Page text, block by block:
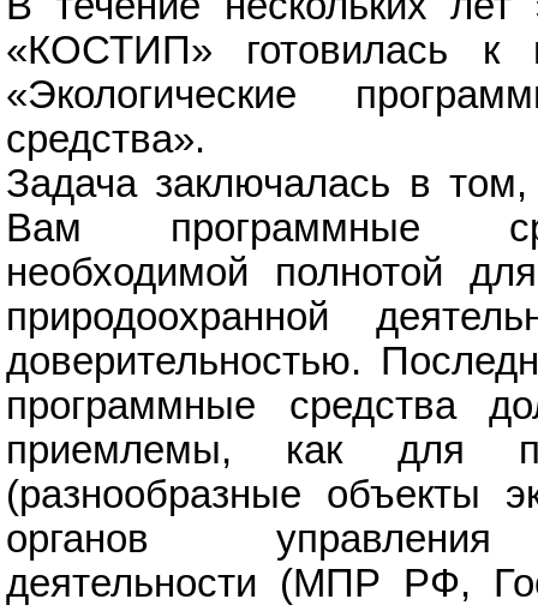
«КОСТИП» готовилась к
«Экологические
средства».
Задача заключалась в
Вам программные
необходимой полнотой
природоохранной
доверительностью.
программные средства
приемлемы, как для
(разнообразные объекты
органов управления
деятельности (МПР РФ,